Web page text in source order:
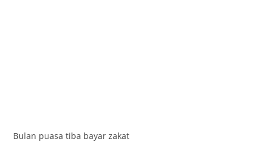
Bulan puasa tiba bayar zakat